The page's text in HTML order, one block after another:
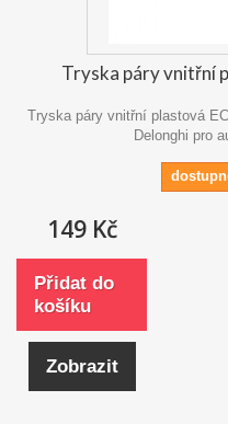
Tryska páry vnitřní
Tryska páry vnitřní plastová
Delonghi pro
149 Kč
Přidat do
košíku
Zobrazit